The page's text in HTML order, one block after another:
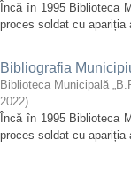
Încă în 1995 Biblioteca
proces soldat cu apariția
Bibliografia
Biblioteca Municipală
2022)
Încă în 1995 Biblioteca
proces soldat cu apariția